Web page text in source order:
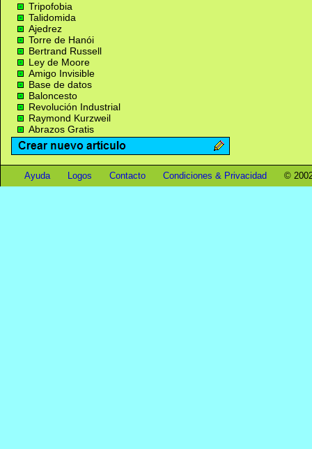
Tripofobia
Talidomida
Ajedrez
Torre de Hanói
Bertrand Russell
Ley de Moore
Amigo Invisible
Base de datos
Baloncesto
Revolución Industrial
Raymond Kurzweil
Abrazos Gratis
Ayuda Logos Contacto Condiciones & Privacidad ©